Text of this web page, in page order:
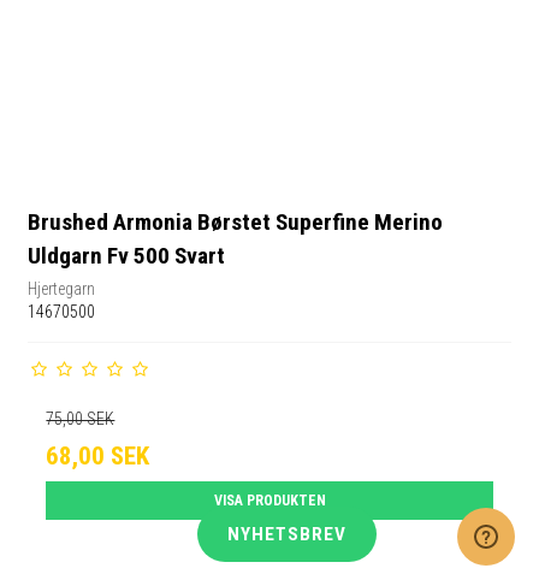
Brushed Armonia Børstet Superfine Merino
Uldgarn Fv 500 Svart
Hjertegarn
14670500
75,00 SEK
68,00 SEK
VISA PRODUKTEN
NYHETSBREV